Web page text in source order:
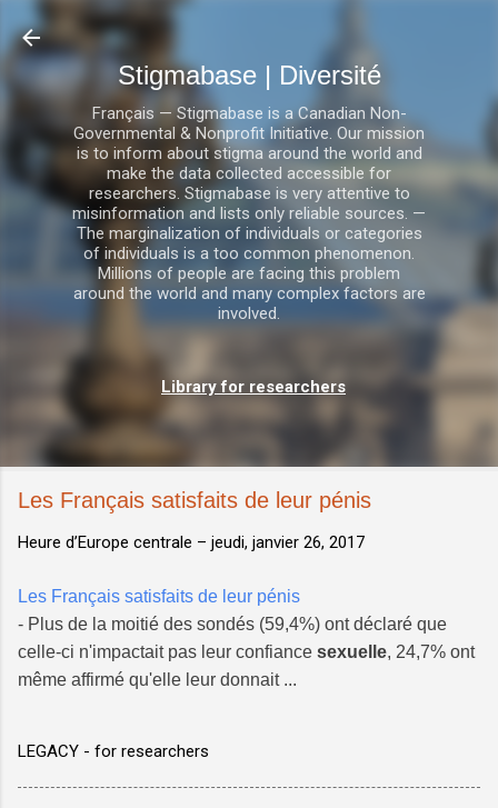
Stigmabase | Diversité
Français — Stigmabase is a Canadian Non-
Governmental & Nonprofit Initiative. Our mission
is to inform about stigma around the world and
make the data collected accessible for
researchers. Stigmabase is very attentive to
misinformation and lists only reliable sources. —
The marginalization of individuals or categories
of individuals is a too common phenomenon.
Millions of people are facing this problem
around the world and many complex factors are
involved.
Library for researchers
Les Français satisfaits de leur pénis
Heure d’Europe centrale – jeudi, janvier 26, 2017
Les Français satisfaits de leur pénis
- Plus de la moitié des sondés (59,4%) ont déclaré que
celle-ci n'impactait pas leur confiance sexuelle, 24,7% ont
même affirmé qu'elle leur donnait ...
LEGACY - for researchers